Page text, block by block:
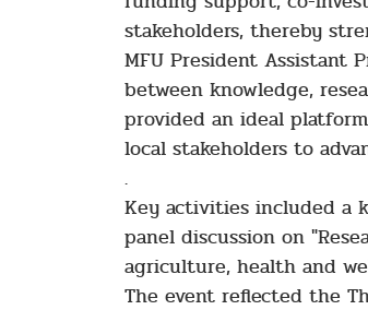
stakeholders, thereby
MFU President Assistant
between knowledge,
provided an ideal
local stakeholders to
.
Key activities included a
panel discussion on
agriculture, health and
The event reflected the